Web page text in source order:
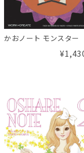
かおノート モンスター
¥